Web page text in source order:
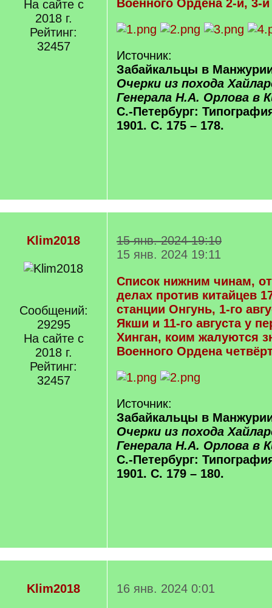
На сайте с
2018 г.
Рейтинг:
32457
Военного Ордена 2-й, 3-
Источник:
Забайкальцы в
Очерки из похода
Генерала Н.А. Орлова в
С.-Петербург:
1901. С. 175 – 178.
Klim2018
Сообщений:
29295
На сайте с
2018 г.
Рейтинг:
32457
15 янв. 2024 19:10
15 янв. 2024 19:11
Список нижним чинам,
делах против китайцев
станции Онгунь, 1-го
Якши и 11-го августа у
Хинган, коим жалуются
Военного Ордена
Источник:
Забайкальцы в
Очерки из похода
Генерала Н.А. Орлова в
С.-Петербург:
1901. С. 179 – 180.
Klim2018
16 янв. 2024 0:01